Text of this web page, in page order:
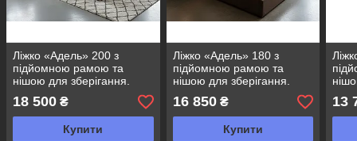
Ліжко «Адель» 200 з
підйомною рамою та
нішою для зберігання.
18 500 ₴
Купити
Ліжко «Адель» 180 з
підйомною рамою та
нішою для зберігання.
16 850₴
Купити
13